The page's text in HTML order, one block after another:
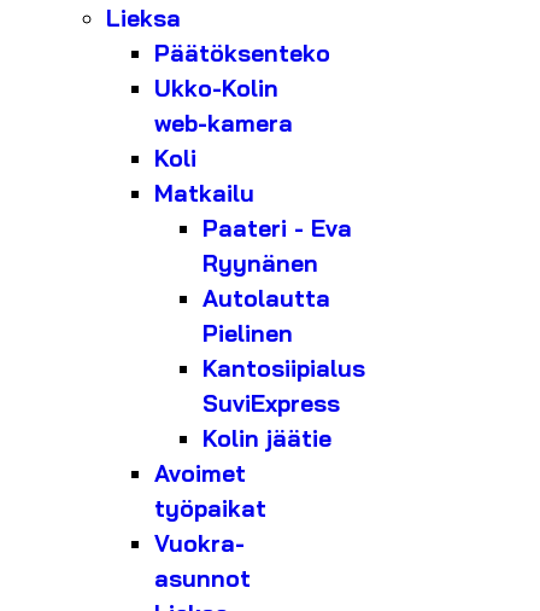
Lieksa
Päätöksenteko
Ukko-Kolin
web-kamera
Koli
Matkailu
Paateri - Eva
Ryynänen
Autolautta
Pielinen
Kantosiipialus
SuviExpress
Kolin jäätie
Avoimet
työpaikat
Vuokra-
asunnot